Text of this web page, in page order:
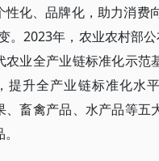
性化、品牌化，助力消费
。2023年，农业农村部
农业全产业链标准化示范
提升全产业链标准化水
、畜禽产品、水产品等五